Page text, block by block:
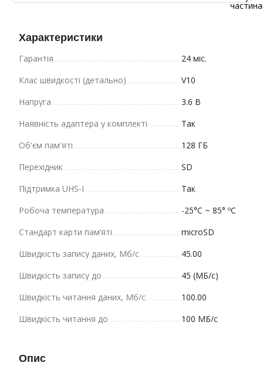
Характеристики
Гарантія
24 міс.
Клас швидкості (детально)
V10
Напруга
3.6 В
Наявність адаптера у комплекті
Так
Об'єм пам'яті
128 ГБ
Перехідник
SD
Підтримка UHS-I
Так
Робоча температура
-25°C ~ 85° ºC
Стандарт карти пам’яті
microSD
Швидкість запису даних, Мб/с
45.00
Швидкість запису до
45 (МБ/с)
Швидкість читання даних, Мб/с
100.00
Швидкість читання до
100 МБ/с
Опис